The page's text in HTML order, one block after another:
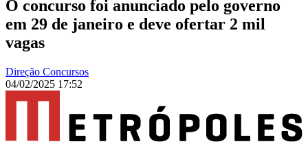
O concurso foi anunciado pelo governo
em 29 de janeiro e deve ofertar 2 mil
vagas
Direção Concursos
04/02/2025 17:52